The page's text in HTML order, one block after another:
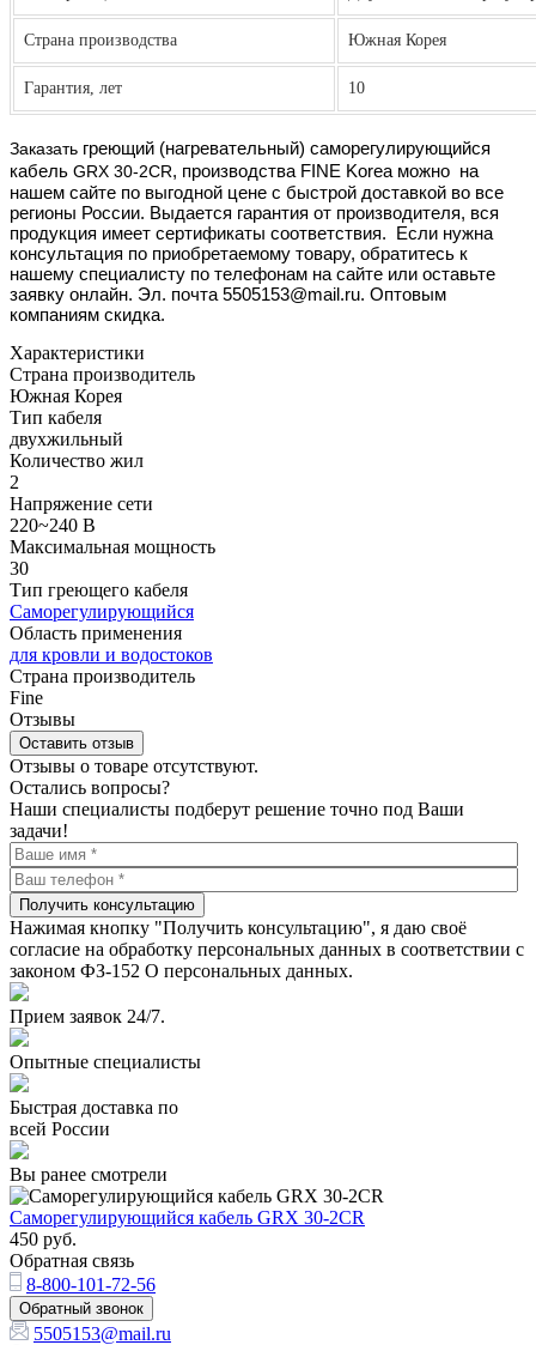
Страна производства Южная Корея
Гарантия, лет 10
Заказать греющий (нагревательный) саморегулирующийся
кабель GRX 30-2CR, производства FINE Korea можно на
нашем сайте по выгодной цене с быстрой доставкой во все
регионы России. Выдается гарантия от производителя, вся
продукция имеет сертификаты соответствия. Если нужна
консультация по приобретаемому товару, обратитесь к
нашему специалисту по телефонам на сайте или оставьте
заявку онлайн. Эл. почта 5505153@mail.ru. Оптовым
компаниям скидка.
Характеристики
Страна производитель
Южная Корея
Тип кабеля
двухжильный
Количество жил
2
Напряжение сети
220~240 В
Максимальная мощность
30
Тип греющего кабеля
Саморегулирующийся
Область применения
для кровли и водостоков
Страна производитель
Fine
Отзывы
Оставить отзыв
Отзывы о товаре отсутствуют.
Остались вопросы?
Наши специалисты подберут решение точно под Ваши
задачи!
Получить консультацию
Нажимая кнопку "Получить консультацию", я даю своё
согласие на обработку персональных данных в соответствии с
законом ФЗ-152 О персональных данных.
Прием заявок 24/7.
Опытные специалисты
Быстрая доставка по
всей России
Вы ранее смотрели
Саморегулирующийся кабель GRX 30-2CR
450 руб.
Обратная связь
8-800-101-72-56
Обратный звонок
5505153@mail.ru